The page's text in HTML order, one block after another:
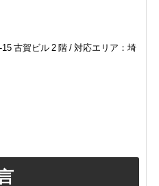
古賀ビル 2 階 / 対応エリア：埼